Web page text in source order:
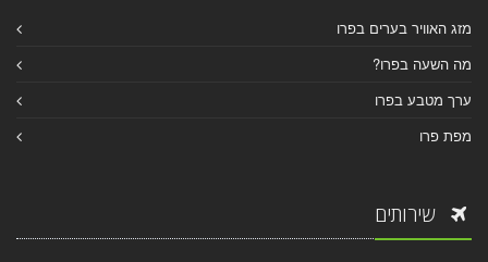
מזג האוויר בערים בפרו
מה השעה בפרו?
ערך מטבע בפרו
מפת פרו
שירותים